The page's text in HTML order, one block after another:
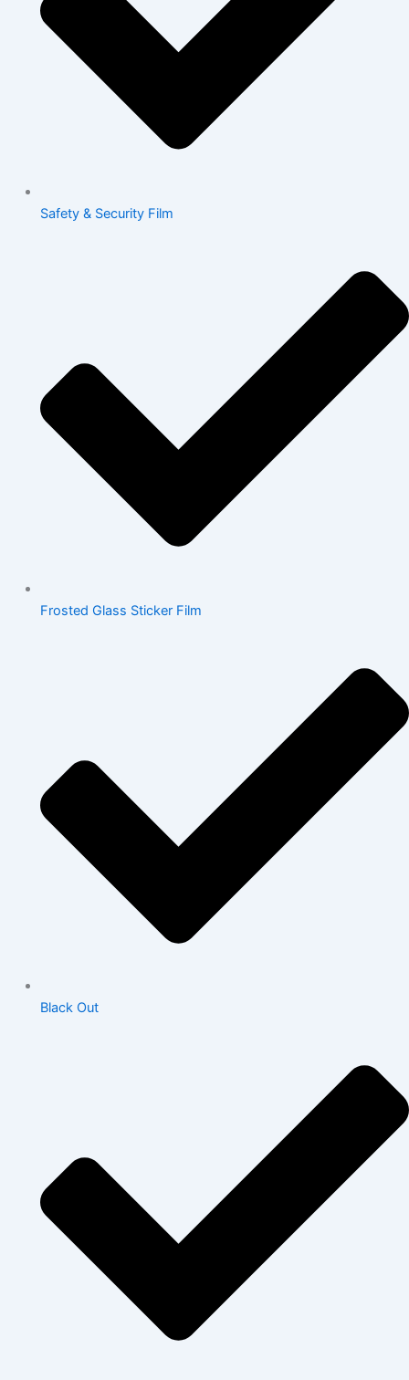
Safety & Security Film
Frosted Glass Sticker Film
Black Out